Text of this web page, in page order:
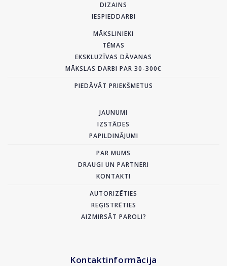
DIZAINS
IESPIEDDARBI
MĀKSLINIEKI
TĒMAS
EKSKLUZĪVAS DĀVANAS
MĀKSLAS DARBI PAR 30-300€
PIEDĀVĀT PRIEKŠMETUS
JAUNUMI
IZSTĀDES
PAPILDINĀJUMI
PAR MUMS
DRAUGI UN PARTNERI
KONTAKTI
AUTORIZĒTIES
REĢISTRĒTIES
AIZMIRSĀT PAROLI?
Kontaktinformācija